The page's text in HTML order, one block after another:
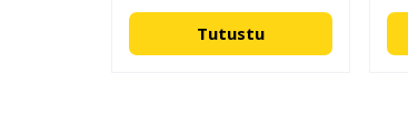
Tutustu